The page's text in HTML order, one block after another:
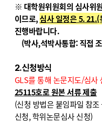
※ 대학원위원회의 심사위
이므로,심사 일정은 5.
진행바랍니다.
(박사,석박사통합: 직접
2.신청방식
GLS를 통해 논문지도/심사
25115호로 원본 서류 제출
(신청 방법은 붙임파일 참
신청, 학위논문심사 신청)